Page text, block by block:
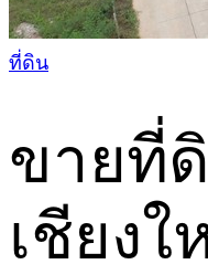
ที่ดิน
ขายที่
เชียงใ